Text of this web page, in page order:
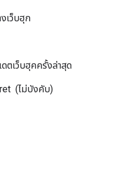
เว็บฮุก
ดตเว็บฮุคครั้งล่าสุด
(ไม่บังคับ)